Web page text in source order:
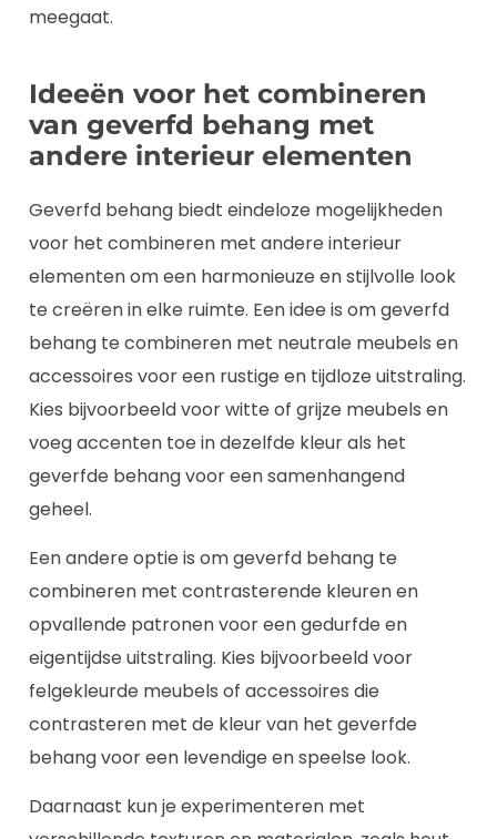
meegaat.
Ideeën voor het combineren
van geverfd behang met
andere interieur elementen
Geverfd behang biedt eindeloze mogelijkheden
voor het combineren met andere interieur
elementen om een harmonieuze en stijlvolle look
te creëren in elke ruimte. Een idee is om geverfd
behang te combineren met neutrale meubels en
accessoires voor een rustige en tijdloze uitstraling.
Kies bijvoorbeeld voor witte of grijze meubels en
voeg accenten toe in dezelfde kleur als het
geverfde behang voor een samenhangend
geheel.
Een andere optie is om geverfd behang te
combineren met contrasterende kleuren en
opvallende patronen voor een gedurfde en
eigentijdse uitstraling. Kies bijvoorbeeld voor
felgekleurde meubels of accessoires die
contrasteren met de kleur van het geverfde
behang voor een levendige en speelse look.
Daarnaast kun je experimenteren met